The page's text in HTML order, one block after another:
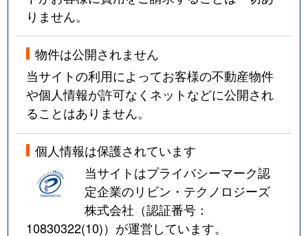
りません。
物件は公開されません
当サイトの利用によってお客様の不動産物件
や個人情報が許可なくネットなどに公開され
ることはありません。
個人情報は保護されています
当サイトはプライバシーマーク認
定企業のリビン・テクノロジーズ
株式会社（認証番号：
10830322(10)）が運営しています。